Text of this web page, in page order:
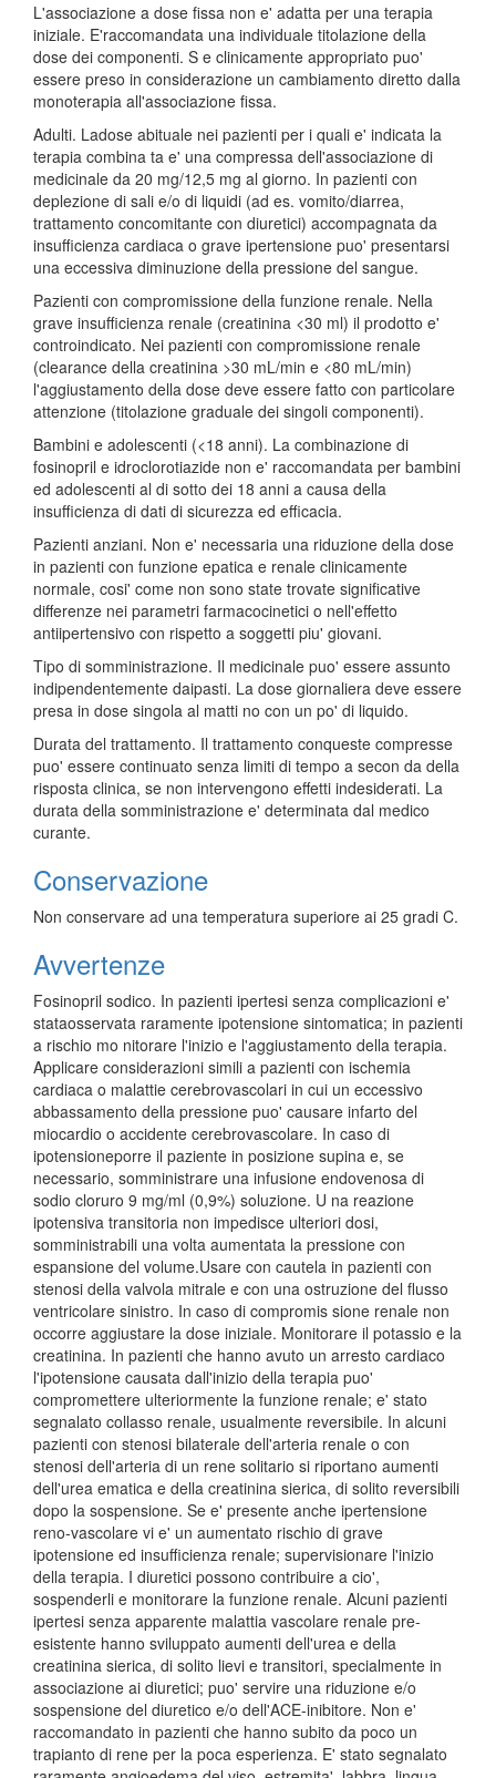
L'associazione a dose fissa non e' adatta per una terapia
iniziale. E'raccomandata una individuale titolazione della
dose dei componenti. S e clinicamente appropriato puo'
essere preso in considerazione un cambiamento diretto dalla
monoterapia all'associazione fissa.
Adulti. Ladose abituale nei pazienti per i quali e' indicata la
terapia combina ta e' una compressa dell'associazione di
medicinale da 20 mg/12,5 mg al giorno. In pazienti con
deplezione di sali e/o di liquidi (ad es. vomito/diarrea,
trattamento concomitante con diuretici) accompagnata da
insufficienza cardiaca o grave ipertensione puo' presentarsi
una eccessiva diminuzione della pressione del sangue.
Pazienti con compromissione della funzione renale. Nella
grave insufficienza renale (creatinina <30 ml) il prodotto e'
controindicato. Nei pazienti con compromissione renale
(clearance della creatinina >30 mL/min e <80 mL/min)
l'aggiustamento della dose deve essere fatto con particolare
attenzione (titolazione graduale dei singoli componenti).
Bambini e adolescenti (<18 anni). La combinazione di
fosinopril e idroclorotiazide non e' raccomandata per bambini
ed adolescenti al di sotto dei 18 anni a causa della
insufficienza di dati di sicurezza ed efficacia.
Pazienti anziani. Non e' necessaria una riduzione della dose
in pazienti con funzione epatica e renale clinicamente
normale, cosi' come non sono state trovate significative
differenze nei parametri farmacocinetici o nell'effetto
antiipertensivo con rispetto a soggetti piu' giovani.
Tipo di somministrazione. Il medicinale puo' essere assunto
indipendentemente daipasti. La dose giornaliera deve essere
presa in dose singola al matti no con un po' di liquido.
Durata del trattamento. Il trattamento conqueste compresse
puo' essere continuato senza limiti di tempo a secon da della
risposta clinica, se non intervengono effetti indesiderati. La
durata della somministrazione e' determinata dal medico
curante.
Conservazione
Non conservare ad una temperatura superiore ai 25 gradi C.
Avvertenze
Fosinopril sodico. In pazienti ipertesi senza complicazioni e'
stataosservata raramente ipotensione sintomatica; in pazienti
a rischio mo nitorare l'inizio e l'aggiustamento della terapia.
Applicare considerazioni simili a pazienti con ischemia
cardiaca o malattie cerebrovascolari in cui un eccessivo
abbassamento della pressione puo' causare infarto del
miocardio o accidente cerebrovascolare. In caso di
ipotensioneporre il paziente in posizione supina e, se
necessario, somministrare una infusione endovenosa di
sodio cloruro 9 mg/ml (0,9%) soluzione. U na reazione
ipotensiva transitoria non impedisce ulteriori dosi,
somministrabili una volta aumentata la pressione con
espansione del volume.Usare con cautela in pazienti con
stenosi della valvola mitrale e con una ostruzione del flusso
ventricolare sinistro. In caso di compromis sione renale non
occorre aggiustare la dose iniziale. Monitorare il potassio e la
creatinina. In pazienti che hanno avuto un arresto cardiaco
l'ipotensione causata dall'inizio della terapia puo'
compromettere ulteriormente la funzione renale; e' stato
segnalato collasso renale, usualmente reversibile. In alcuni
pazienti con stenosi bilaterale dell'arteria renale o con
stenosi dell'arteria di un rene solitario si riportano aumenti
dell'urea ematica e della creatinina sierica, di solito reversibili
dopo la sospensione. Se e' presente anche ipertensione
reno-vascolare vi e' un aumentato rischio di grave
ipotensione ed insufficienza renale; supervisionare l'inizio
della terapia. I diuretici possono contribuire a cio',
sospenderli e monitorare la funzione renale. Alcuni pazienti
ipertesi senza apparente malattia vascolare renale pre-
esistente hanno sviluppato aumenti dell'urea e della
creatinina sierica, di solito lievi e transitori, specialmente in
associazione ai diuretici; puo' servire una riduzione e/o
sospensione del diuretico e/o dell'ACE-inibitore. Non e'
raccomandato in pazienti che hanno subito da poco un
trapianto di rene per la poca esperienza. E' stato segnalato